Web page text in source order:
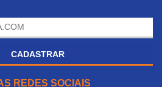
CADASTRAR
REDES SOCIAIS